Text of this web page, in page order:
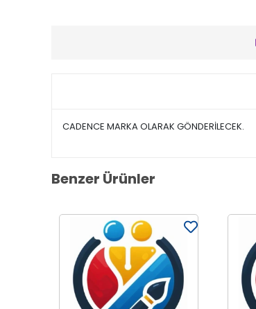
CADENCE MARKA OLARAK GÖNDERİLECEK.
Benzer Ürünler